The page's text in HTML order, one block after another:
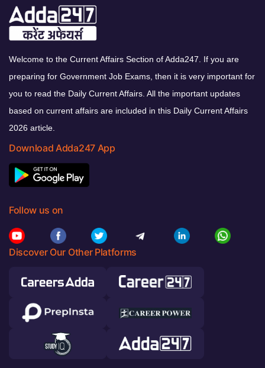
Welcome to the Current Affairs Section of Adda247. If you are
preparing for Government Job Exams, then it is very important for
you to read the Daily Current Affairs. All the important updates
based on current affairs are included in this Daily Current Affairs
2026 article.
Download Adda247 App
Follow us on
Discover Our Other Platforms